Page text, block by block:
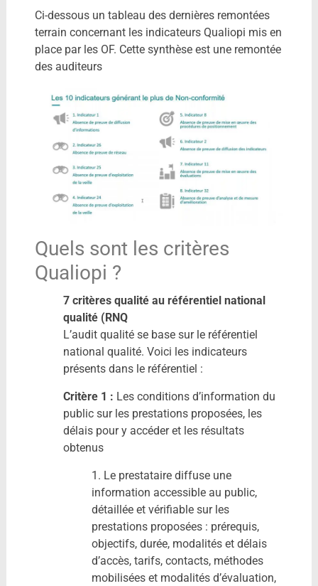
Ci-dessous un tableau des dernières remontées
terrain concernant les indicateurs Qualiopi mis en
place par les OF. Cette synthèse est une remontée
des auditeurs
Quels sont les critères
Qualiopi ?
7 critères qualité au référentiel national
qualité (RNQ
L’audit qualité se base sur le référentiel
national qualité. Voici les indicateurs
présents dans le référentiel :
Critère 1 : Les conditions d’information du
public sur les prestations proposées, les
délais pour y accéder et les résultats
obtenus
1. Le prestataire diffuse une
information accessible au public,
détaillée et vérifiable sur les
prestations proposées : prérequis,
objectifs, durée, modalités et délais
d’accès, tarifs, contacts, méthodes
mobilisées et modalités d’évaluation,